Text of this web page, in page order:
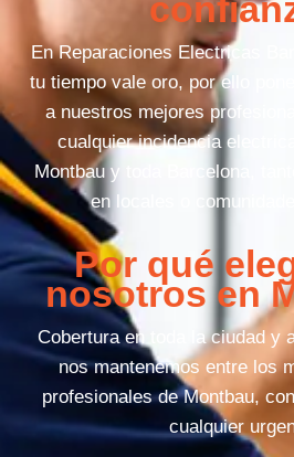
En Reparaciones Electricas
tu tiempo vale oro, por ello
a nuestros mejores
cualquier incidencia
Montbau y toda Barcelona,
en locales o
Por qué
nosotros en
Cobertura en toda la ciudad y
nos mantenemos entre los
profesionales de Montbau,
cualquier